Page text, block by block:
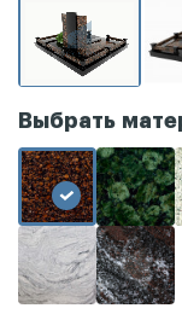
Выбрать